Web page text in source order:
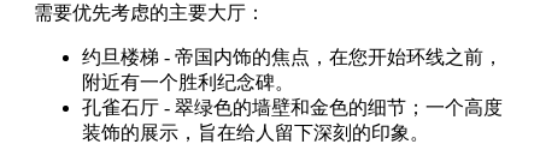
需要优先考虑的主要大厅：
约旦楼梯 - 帝国内饰的焦点，在您开始环线之前，
附近有一个胜利纪念碑。
孔雀石厅 - 翠绿色的墙壁和金色的细节；一个高度
装饰的展示，旨在给人留下深刻的印象。